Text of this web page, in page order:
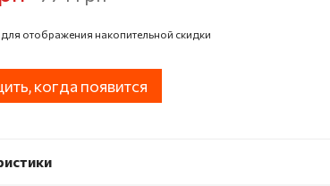
для отображения накопительной скидки
когда появится